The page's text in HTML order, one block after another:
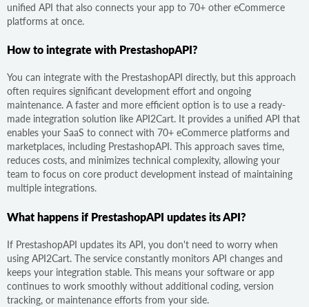
unified API that also connects your app to 70+ other eCommerce
platforms at once.
How to integrate with PrestashopAPI?
You can integrate with the PrestashopAPI directly, but this approach
often requires significant development effort and ongoing
maintenance. A faster and more efficient option is to use a ready-
made integration solution like API2Cart. It provides a unified API that
enables your SaaS to connect with 70+ eCommerce platforms and
marketplaces, including PrestashopAPI. This approach saves time,
reduces costs, and minimizes technical complexity, allowing your
team to focus on core product development instead of maintaining
multiple integrations.
What happens if PrestashopAPI updates its API?
If PrestashopAPI updates its API, you don't need to worry when
using API2Cart. The service constantly monitors API changes and
keeps your integration stable. This means your software or app
continues to work smoothly without additional coding, version
tracking, or maintenance efforts from your side.